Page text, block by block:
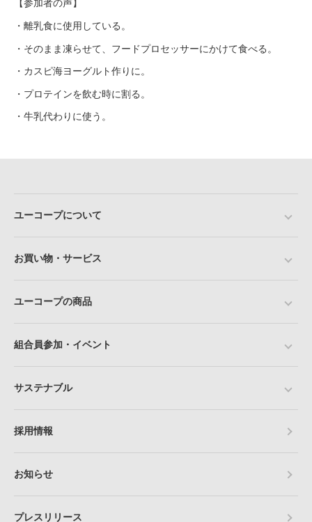
【参加者の声】
・離乳食に使用している。
・そのまま凍らせて、フードプロセッサーにかけて食べる。
・カスピ海ヨーグルト作りに。
・プロテインを飲む時に割る。
・牛乳代わりに使う。
ユーコープについて
お買い物・サービス
ユーコープの商品
組合員参加・イベント
サステナブル
採用情報
お知らせ
プレスリリース